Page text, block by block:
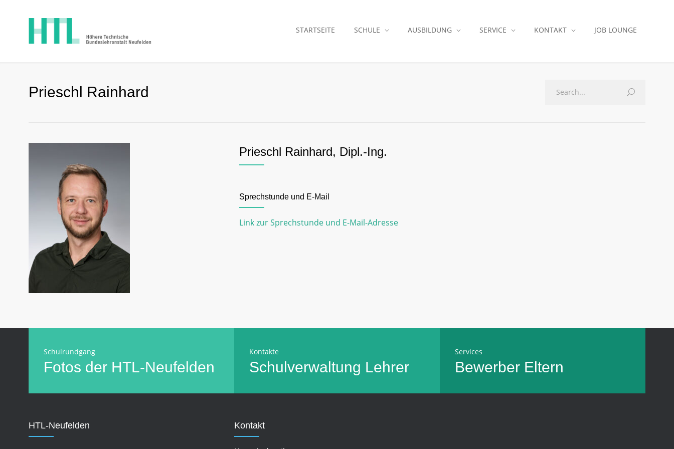
STARTSEITE SCHULE AUSBILDUNG SERVICE KONTAKT JOB LOUNGE
Prieschl Rainhard
Prieschl Rainhard, Dipl.-Ing.
Sprechstunde und E-Mail
Link zur Sprechstunde und E-Mail-Adresse
Schulrundgang
Fotos der HTL-Neufelden
Kontakte
Schulverwaltung Lehrer
Services
Bewerber Eltern
HTL-Neufelden Kontakt